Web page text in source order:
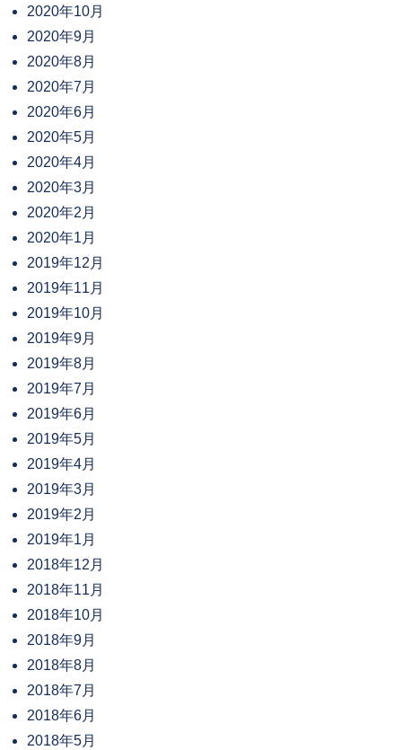
2020年10月
2020年9月
2020年8月
2020年7月
2020年6月
2020年5月
2020年4月
2020年3月
2020年2月
2020年1月
2019年12月
2019年11月
2019年10月
2019年9月
2019年8月
2019年7月
2019年6月
2019年5月
2019年4月
2019年3月
2019年2月
2019年1月
2018年12月
2018年11月
2018年10月
2018年9月
2018年8月
2018年7月
2018年6月
2018年5月